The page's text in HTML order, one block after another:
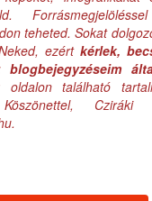
teheted. Sokat
ezértkérlek,
oldalon található
Cziráki